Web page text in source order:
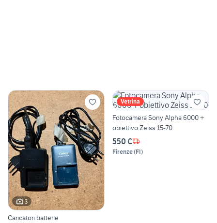
3
Caricatori batterie
Vetrina
Fotocamera Sony Alpha 6000 +
obiettivo Zeiss 15-70
550 €
Firenze(FI)